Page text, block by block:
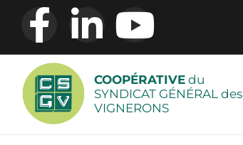
COOPÉRATIVE du
SYNDICAT GÉNÉRAL des
VIGNERONS